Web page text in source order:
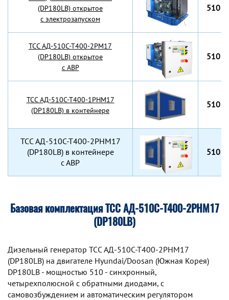
(DP180LB) открытое
с электрозапуском
510
TCC АД-510С-Т400-2РМ17
(DP180LB) открытое
с АВР
510
TCC АД-510С-Т400-1РНМ17
(DP180LB) в контейнере
510
TCC АД-510С-Т400-2РНМ17
(DP180LB) в контейнере
с АВР
510
Базовая комплектация ТСС АД-510С-Т400-2РНМ17
(DP180LB)
Дизельный генератор TCC АД-510С-Т400-2РНМ17
(DP180LB) на двигателе Hyundai/Doosan (Южная Корея)
DP180LB - мощностью 510 - синхронный,
четырехполюсной с обратными диодами, с
самовозбуждением и автоматическим регулятором